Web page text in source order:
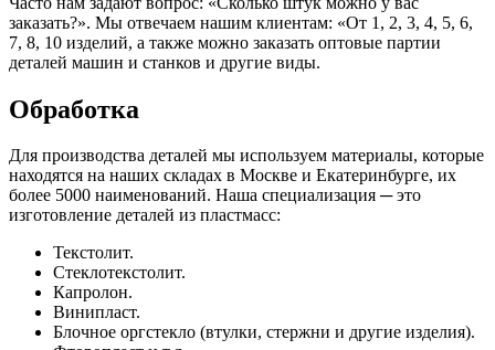
заказать?». Мы отвечаем нашим клиентам: «От 1, 2, 3, 4, 5, 6,
7, 8, 10 изделий, а также можно заказать оптовые партии
деталей машин и станков и другие виды.
Обработка
Для производства деталей мы используем материалы, которые
находятся на наших складах в Москве и Екатеринбурге, их
более 5000 наименований. Наша специализация ─ это
изготовление деталей из пластмасс:
Текстолит.
Стеклотекстолит.
Капролон.
Винипласт.
Блочное оргстекло (втулки, стержни и другие изделия).